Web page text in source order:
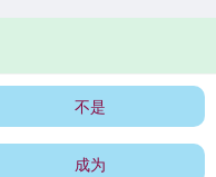
不是
成为